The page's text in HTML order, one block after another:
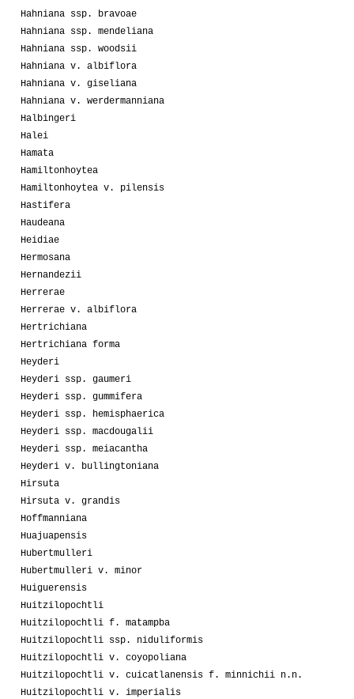
Hahniana ssp. bravoae
Hahniana ssp. mendeliana
Hahniana ssp. woodsii
Hahniana v. albiflora
Hahniana v. giseliana
Hahniana v. werdermanniana
Halbingeri
Halei
Hamata
Hamiltonhoytea
Hamiltonhoytea v. pilensis
Hastifera
Haudeana
Heidiae
Hermosana
Hernandezii
Herrerae
Herrerae v. albiflora
Hertrichiana
Hertrichiana forma
Heyderi
Heyderi ssp. gaumeri
Heyderi ssp. gummifera
Heyderi ssp. hemisphaerica
Heyderi ssp. macdougalii
Heyderi ssp. meiacantha
Heyderi v. bullingtoniana
Hirsuta
Hirsuta v. grandis
Hoffmanniana
Huajuapensis
Hubertmulleri
Hubertmulleri v. minor
Huiguerensis
Huitzilopochtli
Huitzilopochtli f. matampba
Huitzilopochtli ssp. niduliformis
Huitzilopochtli v. coyopoliana
Huitzilopochtli v. cuicatlanensis f. minnichii n.n.
Huitzilopochtli v. imperialis